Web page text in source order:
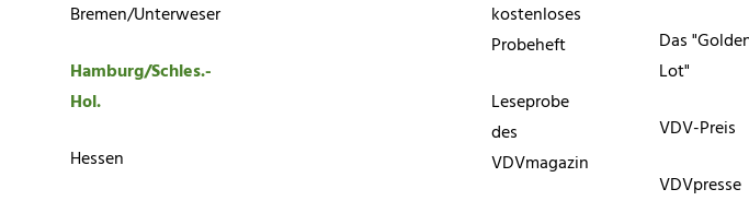
Bremen/Unterweser
Hamburg/Schles.-
Hol.
Hessen
kostenloses
Probeheft
Leseprobe
des
VDVmagazin
Das
Lot"
VDV-Preis
VDVpresse